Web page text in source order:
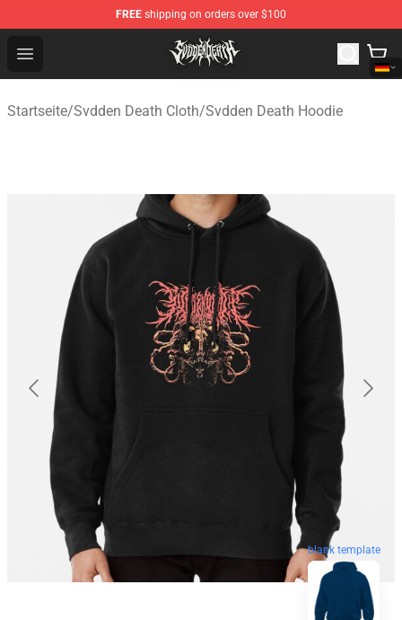
FREE shipping on orders over $100
Open menu
Svdden Death Shop - Official Svdden Death
Startseite/Svdden Death Cloth/Svdden Death Hoodie
blank template